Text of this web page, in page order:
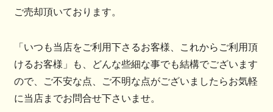
ご売却頂いております。
「いつも当店をご利用下さるお客様、これからご利用頂
けるお客様」も、どんな些細な事でも結構でございます
ので、ご不安な点、ご不明な点がございましたらお気軽
に当店までお問合せ下さいませ。